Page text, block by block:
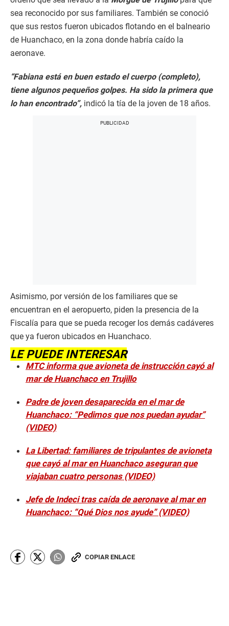
sea reconocido por sus familiares. También se conoció
que sus restos fueron ubicados flotando en el balneario
de Huanchaco, en la zona donde habría caído la
aeronave.
“Fabiana está en buen estado el cuerpo (completo),
tiene algunos pequeños golpes. Ha sido la primera que
lo han encontrado”, indicó la tía de la joven de 18 años.
Asimismo, por versión de los familiares que se
encuentran en el aeropuerto, piden la presencia de la
Fiscalía para que se pueda recoger los demás cadáveres
que ya fueron ubicados en Huanchaco.
LE PUEDE INTERESAR
MTC informa que avioneta de instrucción cayó al
mar de Huanchaco en Trujillo
Padre de joven desaparecida en el mar de
Huanchaco: “Pedimos que nos puedan ayudar”
(VIDEO)
La Libertad: familiares de tripulantes de avioneta
que cayó al mar en Huanchaco aseguran que
viajaban cuatro personas (VIDEO)
Jefe de Indeci tras caída de aeronave al mar en
Huanchaco: “Qué Dios nos ayude” (VIDEO)
COPIAR ENLACE